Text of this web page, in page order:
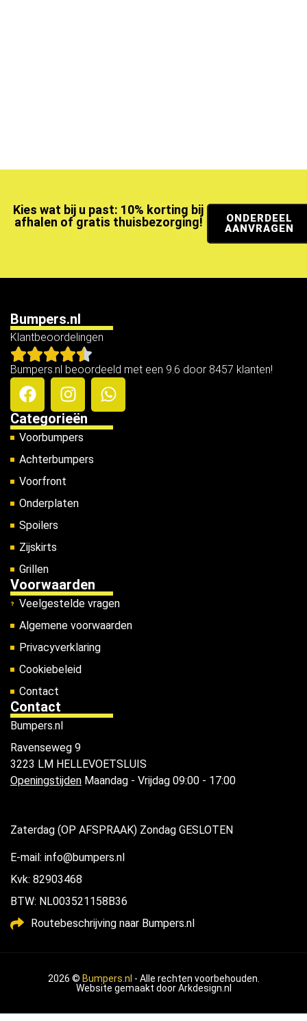
Kies wat bij u past: 10% korting bij
afhalen of gratis thuisbezorging!
ONDERDEEL
AANVRAGEN
Bumpers.nl
Klantbeoordelingen
Bumpers.nl beoordeeld met een 9.6 door 8457 klanten!
Categorieën
Voorbumpers
Achterbumpers
Voorfront
Onderplaten
Spoilers
Zijskirts
Grillen
Voorwaarden
Veelgestelde vragen
Algemene voorwaarden
Privacyverklaring
Cookiebeleid
Contact
Contact
Bumpers.nl
Ravenseweg 9
3223 LM HELLEVOETSLUIS
Openingstijden Maandag - Vrijdag 09:00 - 17:00
Zaterdag (OP AFSPRAAK) Zondag GESLOTEN
E-mail: info@bumpers.nl
Kvk: 82903468
BTW: NL003521158B36
Routebeschrijving naar Bumpers.nl
2026 © Bumpers.nl - Alle rechten voorbehouden.
Website gemaakt doorArkdesign.nl